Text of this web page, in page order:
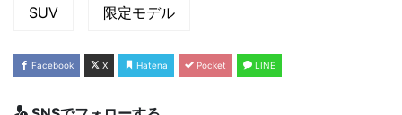
SUV 限定モデル
Facebook X Hatena Pocket LINE